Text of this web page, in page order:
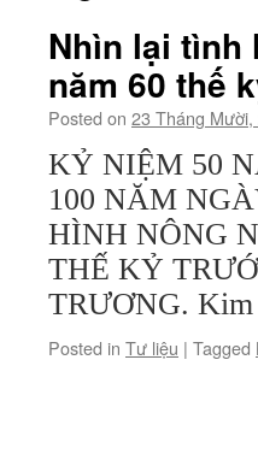
Nhìn lại tình
năm 60 thế
Posted on 23 Tháng Mười,
KỶ NIỆM 50
100 NĂM
HÌNH NÔNG
THẾ KỶ
TRƯƠNG.
Posted in Tư liệu | Tagged